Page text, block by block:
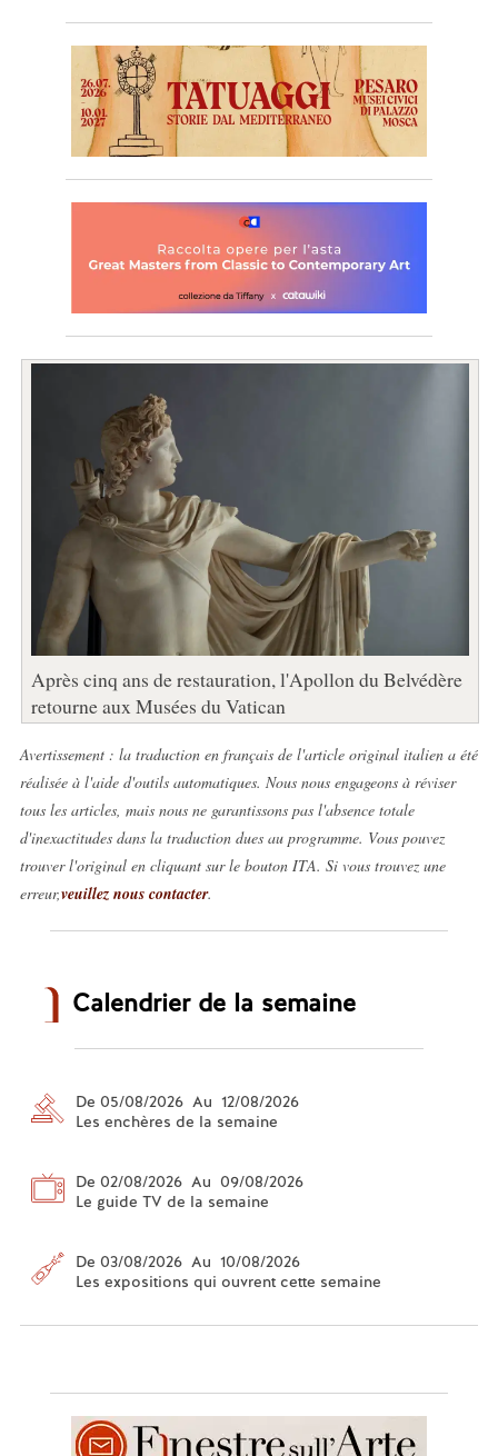
Après cinq ans de restauration, l'Apollon du Belvédère
retourne aux Musées du Vatican
Avertissement : la traduction en français de l'article original italien a été
réalisée à l'aide d'outils automatiques. Nous nous engageons à réviser
tous les articles, mais nous ne garantissons pas l'absence totale
d'inexactitudes dans la traduction dues au programme. Vous pouvez
trouver l'original en cliquant sur le bouton ITA. Si vous trouvez une
erreur,veuillez nous contacter.
Calendrier de la semaine
De 05/08/2026 Au 12/08/2026
Les enchères de la semaine
De 02/08/2026 Au 09/08/2026
Le guide TV de la semaine
De 03/08/2026 Au 10/08/2026
Les expositions qui ouvrent cette semaine